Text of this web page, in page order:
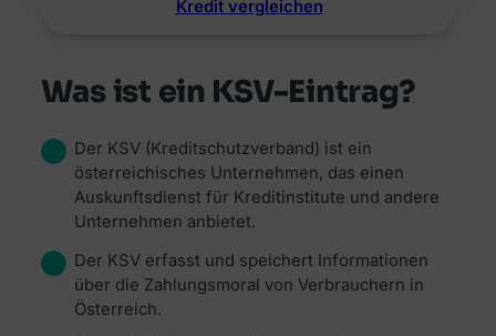
Kredit vergleichen
Was ist ein KSV-Eintrag?
Der KSV (Kreditschutzverband) ist ein
österreichisches Unternehmen, das einen
Auskunftsdienst für Kreditinstitute und andere
Unternehmen anbietet.
Der KSV erfasst und speichert Informationen
über die Zahlungsmoral von Verbrauchern in
Österreich.